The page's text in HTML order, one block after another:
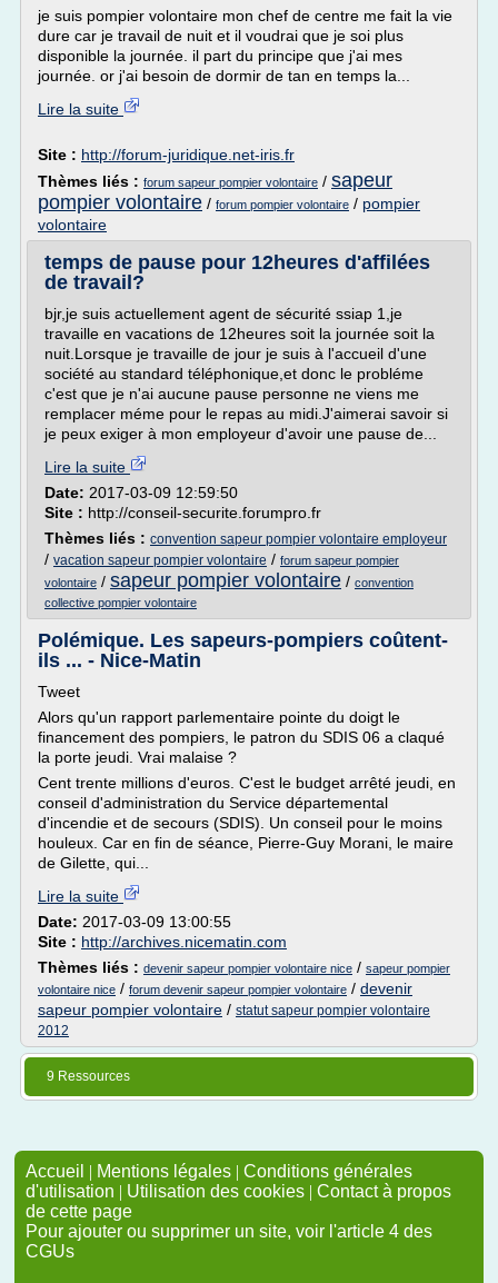
je suis pompier volontaire mon chef de centre me fait la vie
dure car je travail de nuit et il voudrai que je soi plus
disponible la journée. il part du principe que j'ai mes
journée. or j'ai besoin de dormir de tan en temps la...
Lire la suite
Site : http://forum-juridique.net-iris.fr
Thèmes liés : forum sapeur pompier volontaire / sapeur
pompier volontaire / forum pompier volontaire / pompier
volontaire
temps de pause pour 12heures d'affilées
de travail?
bjr,je suis actuellement agent de sécurité ssiap 1,je
travaille en vacations de 12heures soit la journée soit la
nuit.Lorsque je travaille de jour je suis à l'accueil d'une
société au standard téléphonique,et donc le probléme
c'est que je n'ai aucune pause personne ne viens me
remplacer méme pour le repas au midi.J'aimerai savoir si
je peux exiger à mon employeur d'avoir une pause de...
Lire la suite
Date: 2017-03-09 12:59:50
Site : http://conseil-securite.forumpro.fr
Thèmes liés : convention sapeur pompier volontaire employeur
/ vacation sapeur pompier volontaire / forum sapeur pompier
volontaire / sapeur pompier volontaire / convention
collective pompier volontaire
Polémique. Les sapeurs-pompiers coûtent-
ils ... - Nice-Matin
Tweet
Alors qu'un rapport parlementaire pointe du doigt le
financement des pompiers, le patron du SDIS 06 a claqué
la porte jeudi. Vrai malaise ?
Cent trente millions d'euros. C'est le budget arrêté jeudi, en
conseil d'administration du Service départemental
d'incendie et de secours (SDIS). Un conseil pour le moins
houleux. Car en fin de séance, Pierre-Guy Morani, le maire
de Gilette, qui...
Lire la suite
Date: 2017-03-09 13:00:55
Site : http://archives.nicematin.com
Thèmes liés : devenir sapeur pompier volontaire nice / sapeur pompier
volontaire nice / forum devenir sapeur pompier volontaire / devenir
sapeur pompier volontaire / statut sapeur pompier volontaire
2012
9 Ressources
Accueil | Mentions légales | Conditions générales
d'utilisation | Utilisation des cookies | Contact à propos
de cette page
Pour ajouter ou supprimer un site, voir l'article 4 des
CGUs